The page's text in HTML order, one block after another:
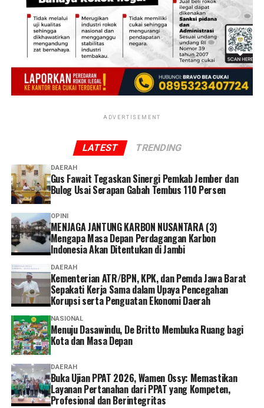
Ketua Panitia LKPM X, Julian Rifaldo, dalam laporannya
menegaskan kembali cakupan peserta dan durasi
rangkaian acara. Sebagai bentuk transparansi, panitia
juga menggelar pembacaan dan penandatanganan
Pakta Integritas Dewan Juri, berisi 10 poin janji di
antaranya komitmen menilai secara objektif, menolak
segala bentuk praktik KKN, dan menjaga kerahasiaan
Unit UNJA, Eko Nuriyatman, S.H., M.H., serta perwakilan
PMI Kota Jambi, Sofian, S.Ag. Acara ditutup dengan
ucapan “Siamo tutti fratelli”, yang berarti kita semua
bersaudara. Ucapan ini sekaligus menjadi penegasan
semangat kebersamaan yang diusung LKPM ke-10,
bahwa di balik kompetisi dan penilaian, esensi utama
yang ingin dijaga tetap sama: menumbuhkan jiwa
kemanusiaan pada generasi muda Jambi.
(www.unja.ac.id
ADVERTISEMENT
LATEST TRENDING
DAERAH
Gus Fawait Tegaskan Sinergi Pemkab Jember dan
Bulog Usai Serapan Gabah Tembus 110 Persen
OPINI
MENJAGA JANTUNG KARBON NUSANTARA (3)
Mengapa Masa Depan Perdagangan Karbon
Indonesia Akan Ditentukan di Jambi
DAERAH
Kementerian ATR/BPN, KPK, dan Pemda Jawa Barat
Sepakati Kerja Sama dalam Upaya Pencegahan
Korupsi serta Penguatan Ekonomi Daerah
NASIONAL
Menuju Dasawindu, De Britto Membuka Ruang bagi
Kota dan Masa Depan
DAERAH
Buka Ujian PPAT 2026, Wamen Ossy: Memastikan
Layanan Pertanahan dari PPAT yang Kompeten,
Profesional dan Berintegritas